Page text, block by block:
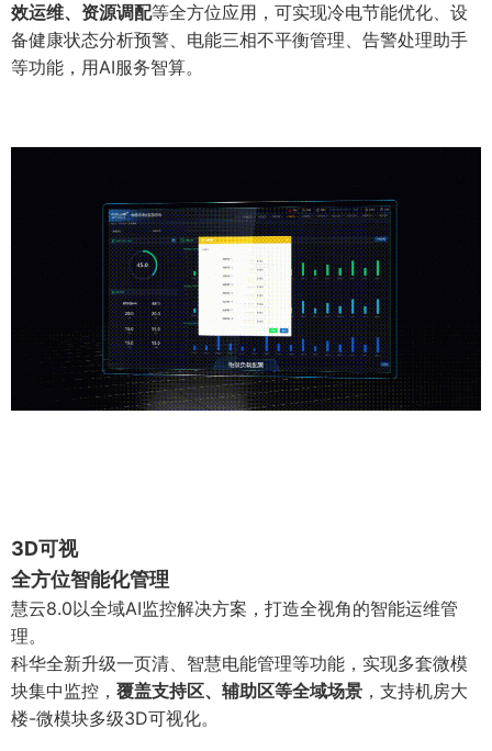
效运维、资源调配等全方位应用，可实现冷电节能优化、设
备健康状态分析预警、电能三相不平衡管理、告警处理助手
等功能，用AI服务智算。
3D可视
全方位智能化管理
慧云8.0以全域AI监控解决方案，打造全视角的智能运维管
理。
科华全新升级一页清、智慧电能管理等功能，实现多套微模
块集中监控， 覆盖支持区、辅助区等全域场景 ，支持机房大
楼-微模块多级3D可视化。